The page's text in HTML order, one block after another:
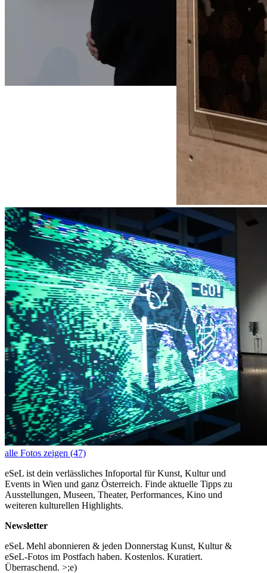
alle Fotos zeigen (47)
eSeL ist dein verlässliches Infoportal für Kunst, Kultur und
Events in Wien und ganz Österreich. Finde aktuelle Tipps zu
Ausstellungen, Museen, Theater, Performances, Kino und
weiteren kulturellen Highlights.
Newsletter
eSeL Mehl abonnieren & jeden Donnerstag Kunst, Kultur &
eSeL-Fotos im Postfach haben. Kostenlos. Kuratiert.
Überraschend. >;e)